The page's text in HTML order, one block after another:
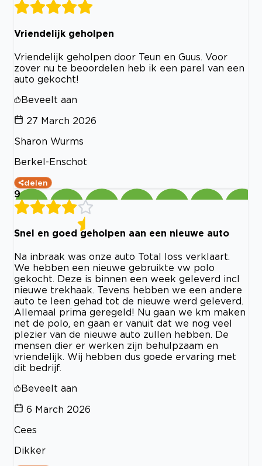
Vriendelijk geholpen
Vriendelijk geholpen door Teun en Guus. Voor
zover nu te beoordelen heb ik een parel van een
auto gekocht!
Beveelt aan
27 March 2026
Sharon Wurms
Berkel-Enschot
delen
9
Snel en goed geholpen aan een nieuwe auto
Na inbraak was onze auto Total loss verklaart.
We hebben een nieuwe gebruikte vw polo
gekocht. Deze is binnen een week geleverd incl
nieuwe trekhaak. Tevens hebben we een andere
auto te leen gehad tot de nieuwe werd geleverd.
Allemaal prima geregeld! Nu gaan we km maken
net de polo, en gaan er vanuit dat we nog veel
plezier van de nieuwe auto zullen hebben. De
mensen dier er werken zijn behulpzaam en
vriendelijk. Wij hebben dus goede ervaring met
dit bedrijf.
Beveelt aan
6 March 2026
Cees
Dikker